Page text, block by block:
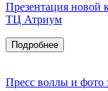
Презентация новой
ТЦ Атриум
Подробнее
Пресс воллы и фото